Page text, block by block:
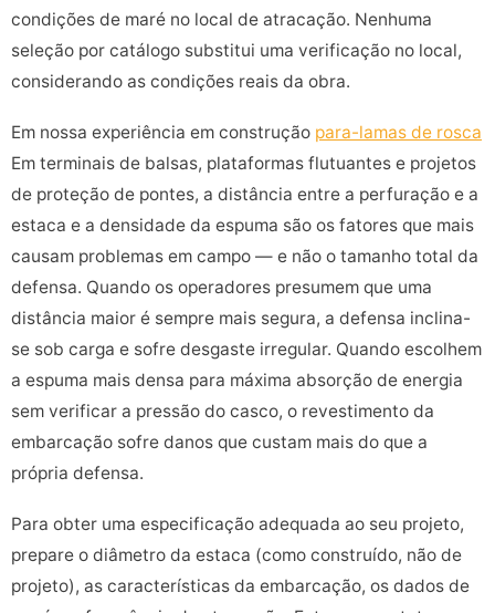
condições de maré no local de atracação. Nenhuma
seleção por catálogo substitui uma verificação no local,
considerando as condições reais da obra.
Em nossa experiência em construção para-lamas de rosca
Em terminais de balsas, plataformas flutuantes e projetos
de proteção de pontes, a distância entre a perfuração e a
estaca e a densidade da espuma são os fatores que mais
causam problemas em campo — e não o tamanho total da
defensa. Quando os operadores presumem que uma
distância maior é sempre mais segura, a defensa inclina-
se sob carga e sofre desgaste irregular. Quando escolhem
a espuma mais densa para máxima absorção de energia
sem verificar a pressão do casco, o revestimento da
embarcação sofre danos que custam mais do que a
própria defensa.
Para obter uma especificação adequada ao seu projeto,
prepare o diâmetro da estaca (como construído, não de
projeto), as características da embarcação, os dados de